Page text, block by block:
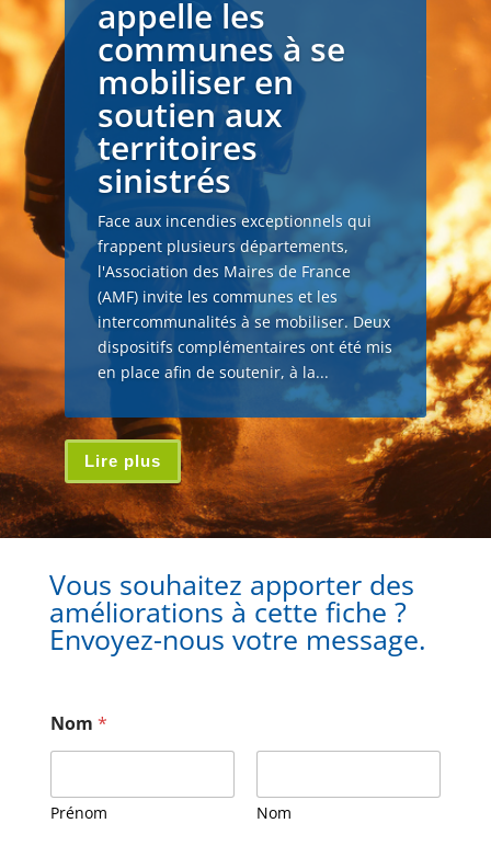
appelle les
communes à se
mobiliser en
soutien aux
territoires
sinistrés
Face aux incendies exceptionnels qui
frappent plusieurs départements,
l'Association des Maires de France
(AMF) invite les communes et les
intercommunalités à se mobiliser. Deux
dispositifs complémentaires ont été mis
en place afin de soutenir, à la...
Lire plus
Vous souhaitez apporter des
améliorations à cette fiche ?
Envoyez-nous votre message.
Nom *
Prénom Nom